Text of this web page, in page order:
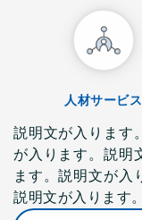
人材サービス
説明文が入ります
が入ります。説明
ます。説明文が入
説明文が入ります。